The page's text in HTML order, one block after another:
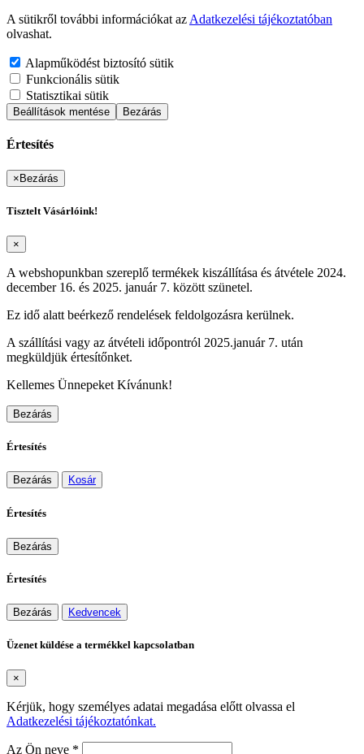
A sütikről további információkat az Adatkezelési tájékoztatóban
olvashat.
Alapműködést biztosító sütik
Funkcionális sütik
Statisztikai sütik
Beállítások mentése Bezárás
Értesítés
× Bezárás
Tisztelt Vásárlóink!
×
A webshopunkban szereplő termékek kiszállítása és átvétele 2024.
december 16. és 2025. január 7. között szünetel.
Ez idő alatt beérkező rendelések feldolgozásra kerülnek.
A szállítási vagy az átvételi időpontról 2025.január 7. után
megküldjük értesítőnket.
Kellemes Ünnepeket Kívánunk!
Bezárás
Értesítés
Bezárás Kosár
Értesítés
Bezárás
Értesítés
Bezárás Kedvencek
Üzenet küldése a termékkel kapcsolatban
×
Kérjük, hogy személyes adatai megadása előtt olvassa el
Adatkezelési tájékoztatónkat.
Az Ön neve *